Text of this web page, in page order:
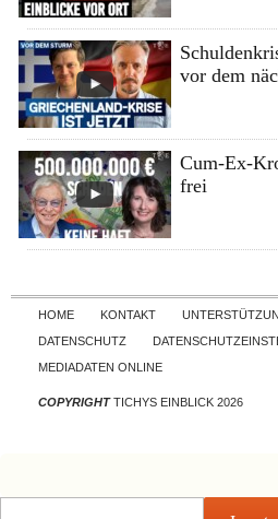
vor dem
Cum-Ex-
frei
Skip
HOME KONTAKT
DATENSCHUTZ
MEDIADATEN ONLINE
COPYRIGHTTICHYS EINBLICK 2026